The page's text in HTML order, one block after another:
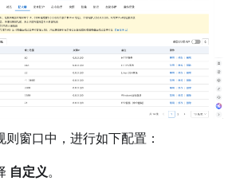
窗口中，进行如下配置：
自定义。